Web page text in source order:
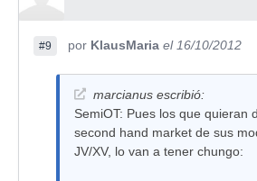
#9 por KlausMaria el 16/10/2012
marcianus escribió:
SemiOT: Pues los que quieran
second hand market de sus
JV/XV, lo van a tener chungo: